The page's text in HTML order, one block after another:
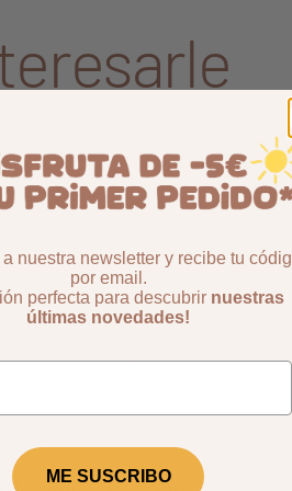
nuestra newsletter y recibe tu
por email.
perfecta para descubrir nuestras
últimas novedades!
ME SUSCRIBO